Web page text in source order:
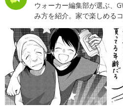
ウォーカー編集部が選ぶ、
み方を紹介。家で楽しめる